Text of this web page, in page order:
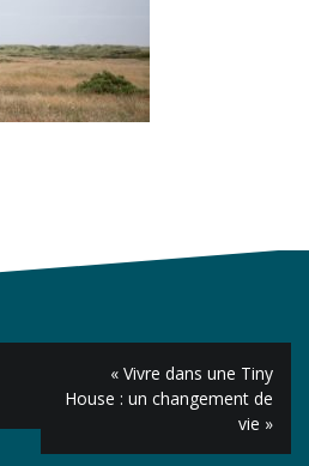
« Vivre dans une Tiny
House : un changement de
vie »